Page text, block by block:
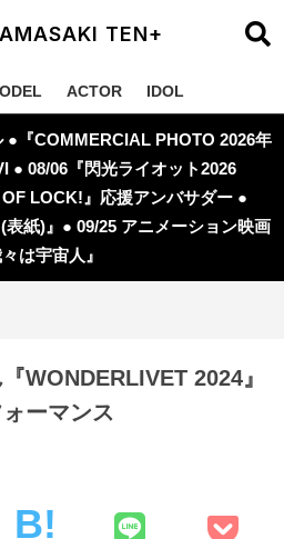
TEN+
ACTOR IDOL
●『COMMERCIAL PHOTO 2026年
● 08/06『閃光ライオット2026
LOCK!』応援アンバサダー ●
紙)』● 09/25 アニメーション映画
々は宇宙人』
WONDERLIVET 2024』
ーマンス